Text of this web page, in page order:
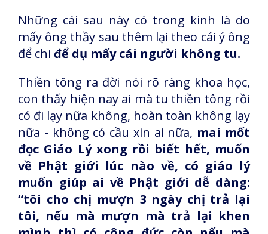
Những cái sau này có trong kinh là do
mấy ông thầy sau thêm lại theo cái ý ông
để chi để dụ mấy cái người không tu.
Thiền tông ra đời nói rõ ràng khoa học,
con thấy hiện nay ai mà tu thiền tông rồi
có đi lạy nữa không, hoàn toàn không lạy
nữa - không có cầu xin ai nữa, mai mốt
đọc Giáo Lý xong rồi biết hết, muốn
về Phật giới lúc nào về, có giáo lý
muốn giúp ai về Phật giới dễ dàng:
“tôi cho chị mượn 3 ngày chị trả lại
tôi, nếu mà mượn mà trả lại khen